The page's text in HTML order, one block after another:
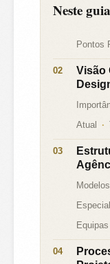
Neste guia
Pontos
Visão
Atual